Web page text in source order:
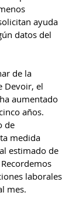
ayuda
datos del
de la
Devoir, el
aumentado
años.
de
medida
estimado de
laborales
mes.